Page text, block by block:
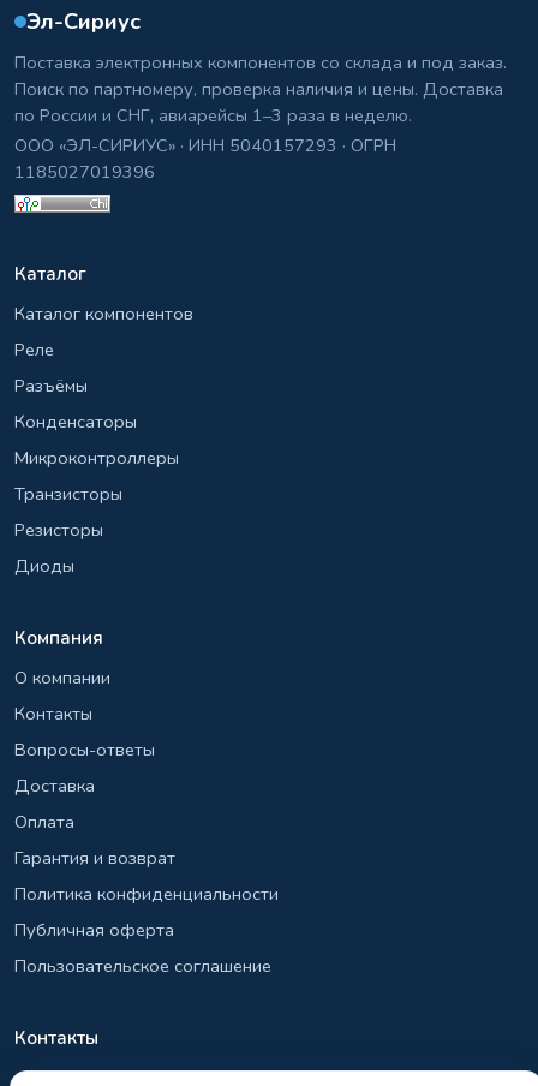
Эл-Сириус
Поставка электронных компонентов со склада и под заказ.
Поиск по партномеру, проверка наличия и цены. Доставка
по России и СНГ, авиарейсы 1–3 раза в неделю.
ООО «ЭЛ-СИРИУС» · ИНН 5040157293 · ОГРН
1185027019396
Каталог
Каталог компонентов
Реле
Разъёмы
Конденсаторы
Микроконтроллеры
Транзисторы
Резисторы
Диоды
Компания
О компании
Контакты
Вопросы-ответы
Доставка
Оплата
Гарантия и возврат
Политика конфиденциальности
Публичная оферта
Пользовательское соглашение
Контакты
+7 (495) 131-26-39